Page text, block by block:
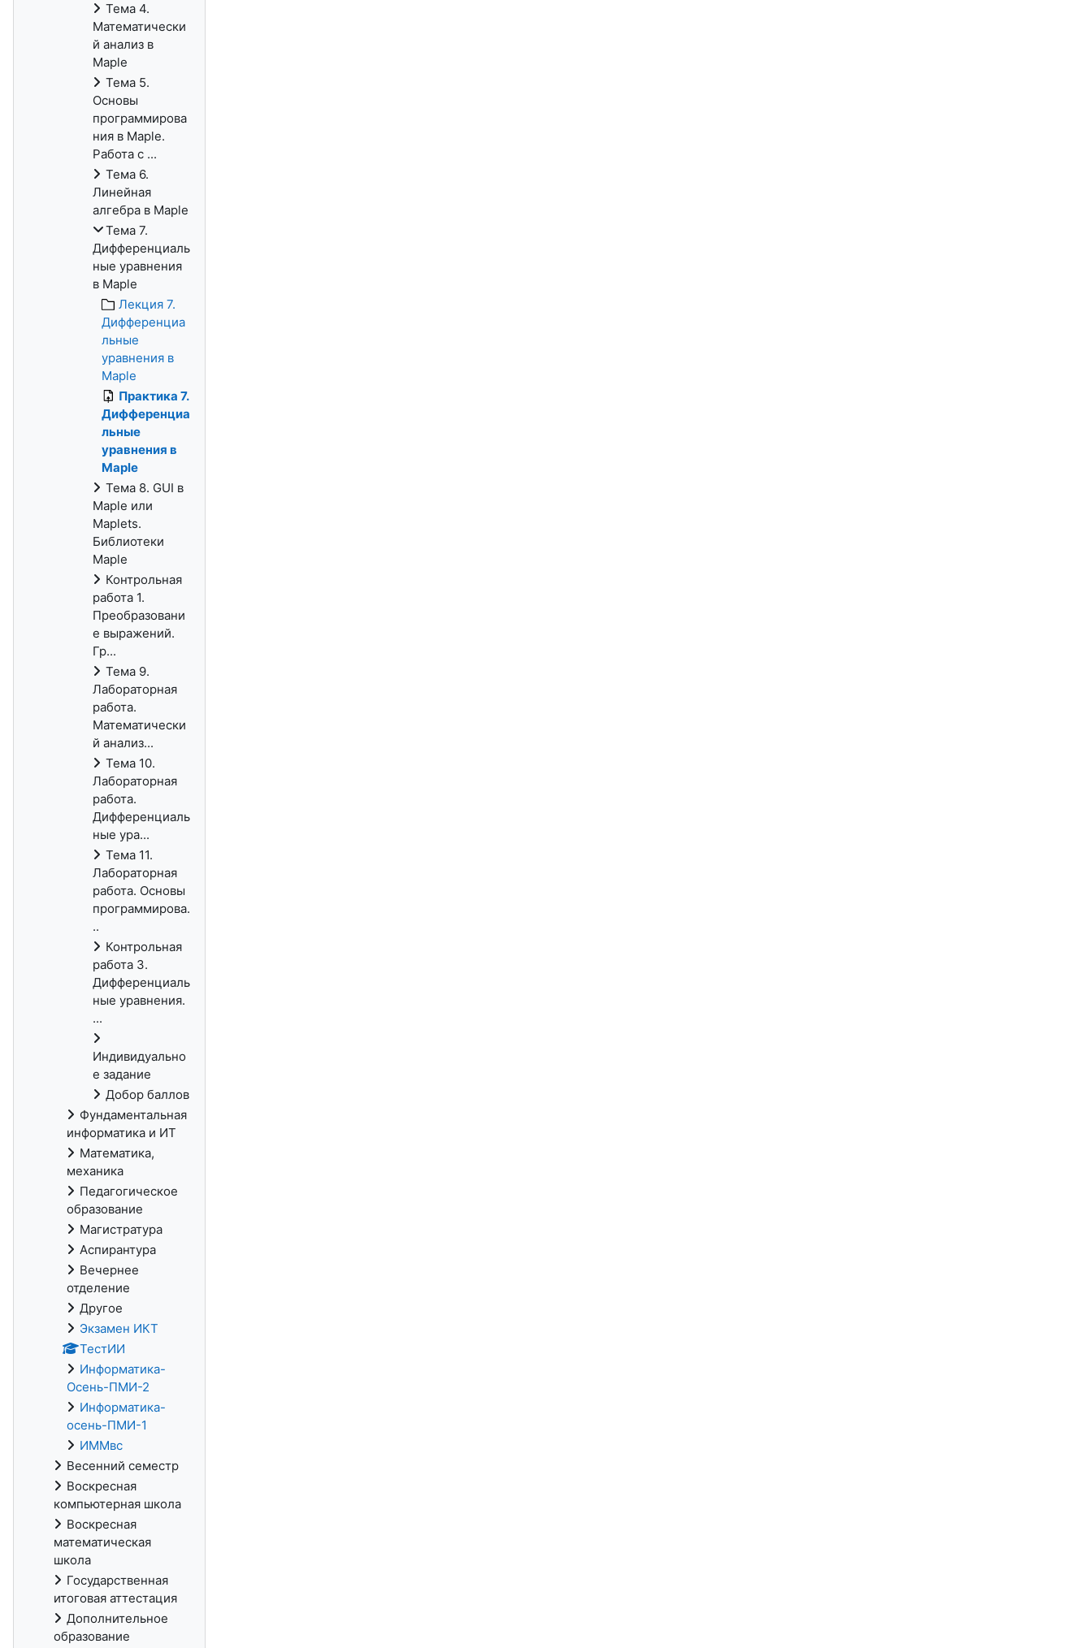
Тема 4.
Математически
й анализ в
Maple
Тема 5.
Основы
программирова
ния в Maple.
Работа с ...
Тема 6.
Линейная
алгебра в Maple
Тема 7.
Дифференциаль
ные уравнения
в Maple
Лекция 7.
Дифференциа
льные
уравнения в
Maple
Практика 7.
Дифференциа
льные
уравнения в
Maple
Тема 8. GUI в
Maple или
Maplets.
Библиотеки
Maple
Контрольная
работа 1.
Преобразовани
е выражений.
Гр...
Тема 9.
Лабораторная
работа.
Математически
й анализ...
Тема 10.
Лабораторная
работа.
Дифференциаль
ные ура...
Тема 11.
Лабораторная
работа. Основы
программирова.
..
Контрольная
работа 3.
Дифференциаль
ные уравнения.
...
Индивидуально
е задание
Добор баллов
Фундаментальная
информатика и ИТ
Математика,
механика
Педагогическое
образование
Магистратура
Аспирантура
Вечернее
отделение
Другое
Экзамен ИКТ
ТестИИ
Информатика-
Осень-ПМИ-2
Информатика-
осень-ПМИ-1
ИММвс
Весенний семестр
Воскресная
компьютерная школа
Воскресная
математическая
школа
Государственная
итоговая аттестация
Дополнительное
образование